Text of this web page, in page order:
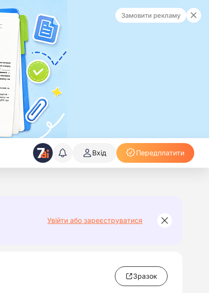
Замовити рекламу
Вхід Передплатити
Увійти або зареєструватися
Зразок